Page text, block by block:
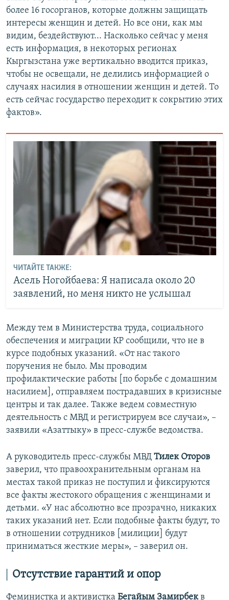
более 16 госорганов, которые должны защищать
интересы женщин и детей. Но все они, как мы
видим, бездействуют... Насколько сейчас у меня
есть информация, в некоторых регионах
Кыргызстана уже вертикально вводится приказ,
чтобы не освещали, не делились информацией о
случаях насилия в отношении женщин и детей. То
есть сейчас государство переходит к сокрытию этих
фактов».
ЧИТАЙТЕ ТАКЖЕ:
Асель Ногойбаева: Я написала около 20
заявлений, но меня никто не услышал
Между тем в Министерства труда, социального
обеспечения и миграции КР сообщили, что не в
курсе подобных указаний. «От нас такого
поручения не было. Мы проводим
профилактические работы [по борьбе с домашним
насилием], отправляем пострадавших в кризисные
центры и так далее. Также ведем совместную
деятельность с МВД и регистрируем все случаи», –
заявили «Азаттыку» в пресс-службе ведомства.
А руководитель пресс-службы МВД Тилек Оторов
заверил, что правоохранительным органам на
местах такой приказ не поступил и фиксируются
все факты жестокого обращения с женщинами и
детьми. «У нас абсолютно все прозрачно, никаких
таких указаний нет. Если подобные факты будут, то
в отношении сотрудников [милиции] будут
приниматься жесткие меры», – заверил он.
Отсутствие гарантий и опор
Феминистка и активистка Бегайым Замирбекв